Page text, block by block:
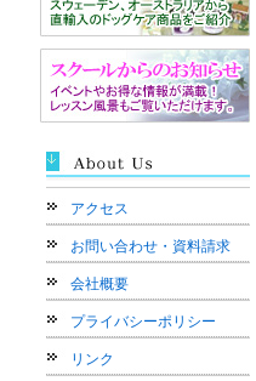
アクセス
お問い合わせ・資料請求
会社概要
プライバシーポリシー
リンク